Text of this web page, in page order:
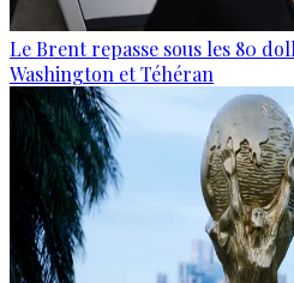
Le Brent repasse sous les 80
Washington et Téhéran